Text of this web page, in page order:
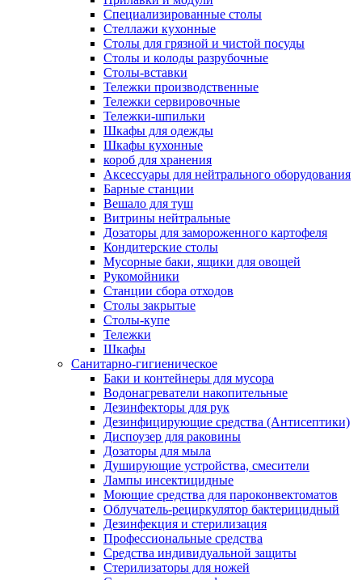
Специализированные столы
Стеллажи кухонные
Столы для грязной и чистой посуды
Столы и колоды разрубочные
Столы-вставки
Тележки производственные
Тележки сервировочные
Тележки-шпильки
Шкафы для одежды
Шкафы кухонные
короб для хранения
Аксессуары для нейтрального оборудования
Барные станции
Вешало для туш
Витрины нейтральные
Дозаторы для замороженного картофеля
Кондитерские столы
Мусорные баки, ящики для овощей
Рукомойники
Станции сбора отходов
Столы закрытые
Столы-купе
Тележки
Шкафы
Санитарно-гигиеническое
Баки и контейнеры для мусора
Водонагреватели накопительные
Дезинфекторы для рук
Дезинфицирующие средства (Антисептики)
Диспоузер для раковины
Дозаторы для мыла
Душирующие устройства, смесители
Лампы инсектицидные
Моющие средства для пароконвектоматов
Облучатель-рециркулятор бактерицидный
Дезинфекция и стерилизация
Профессиональные средства
Средства индивидуальной защиты
Стерилизаторы для ножей